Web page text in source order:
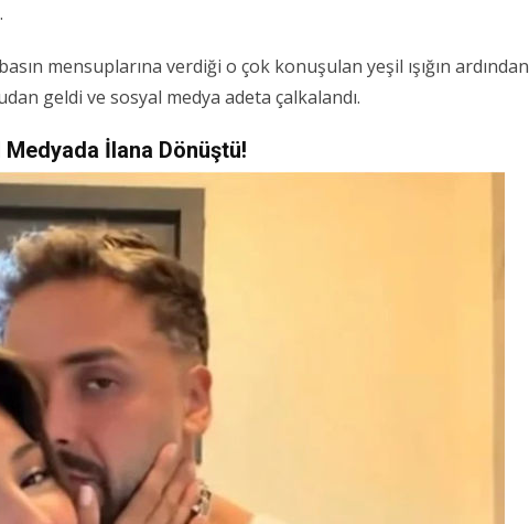
mensuplarına verdiği o çok konuşulan yeşil ışığın ardından
geldi ve sosyal medya adeta çalkalandı.
İlana Dönüştü!